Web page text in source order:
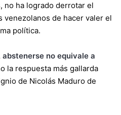
no ha logrado derrotar el
de hacer valer el
política.
abstenerse no equivale a
la respuesta más gallarda
de Nicolás Maduro de